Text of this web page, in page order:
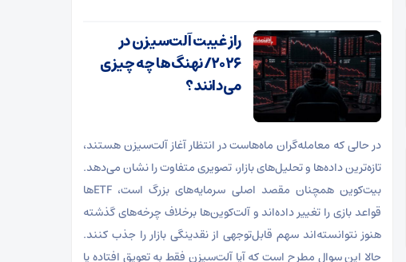
راز غیبت آلت‌سیزن در
۲۰۲۶/ نهنگ‌ها چه چیزی
می‌دانند؟
در حالی که معامله‌گران ماه‌هاست در انتظار آغاز آلت‌سیزن هستند،
تازه‌ترین داده‌ها و تحلیل‌های بازار، تصویری متفاوت را نشان می‌دهد.
بیت‌کوین همچنان مقصد اصلی سرمایه‌های بزرگ است، ETFها
قواعد بازی را تغییر داده‌اند و آلت‌کوین‌ها برخلاف چرخه‌های گذشته
هنوز نتوانسته‌اند سهم قابل‌توجهی از نقدینگی بازار را جذب کنند.
حالا این سوال مطرح است که آیا آلت‌سیزن فقط به تعویق افتاده یا